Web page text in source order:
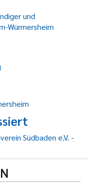
und
Würmersheim
Südbaden e.V. -